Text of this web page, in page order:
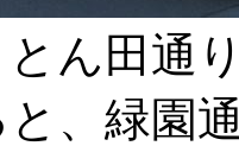
とん田通
、緑園